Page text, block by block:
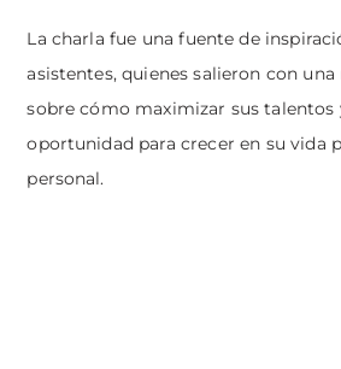
La charla fue una fuente de
asistentes, quienes salieron con
sobre cómo maximizar sus talentos
oportunidad para crecer en su vida
personal.